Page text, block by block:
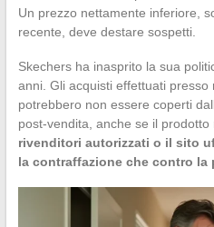
Un prezzo nettamente inferiore,
recente, deve destare sospetti.
Skechers ha inasprito la sua
anni. Gli acquisti effettuati
potrebbero non essere coperti
post-vendita, anche se il prodotto
rivenditori autorizzati o il sito
la contraffazione che contro la